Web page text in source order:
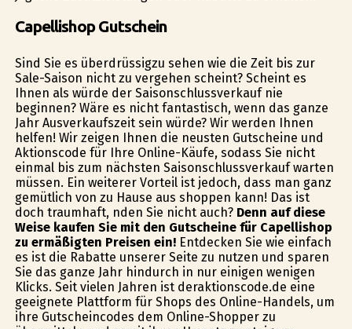
Capellishop Gutschein
Sind Sie es überdrüssigzu sehen wie die Zeit bis zur
Sale-Saison nicht zu vergehen scheint? Scheint es
Ihnen als würde der Saisonschlussverkauf nie
beginnen? Wäre es nicht fantastisch, wenn das ganze
Jahr Ausverkaufszeit sein würde? Wir werden Ihnen
helfen! Wir zeigen Ihnen die neusten Gutscheine und
Aktionscode für Ihre Online-Käufe, sodass Sie nicht
einmal bis zum nächsten Saisonschlussverkauf warten
müssen. Ein weiterer Vorteil ist jedoch, dass man ganz
gemütlich von zu Hause aus shoppen kann! Das ist
doch traumhaft, finden Sie nicht auch? Denn auf diese
Weise kaufen Sie mit den Gutscheine für Capellishop
zu ermäßigten Preisen ein!Entdecken Sie wie einfach
es ist die Rabatte unserer Seite zu nutzen und sparen
Sie das ganze Jahr hindurch in nur einigen wenigen
Klicks. Seit vielen Jahren ist deraktionscode.de eine
geeignete Plattform für Shops des Online-Handels, um
ihre Gutscheincodes dem Online-Shopper zu